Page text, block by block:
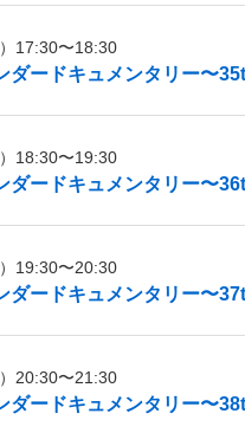
17:30〜18:30
ダードキュメンタリー〜
18:30〜19:30
ダードキュメンタリー〜
19:30〜20:30
ダードキュメンタリー〜
20:30〜21:30
ダードキュメンタリー〜